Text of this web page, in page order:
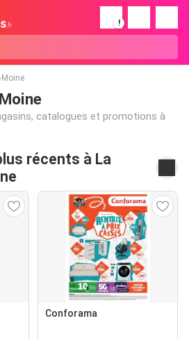
!
Moine
catalogues et promotions à
récents à La
Conforama